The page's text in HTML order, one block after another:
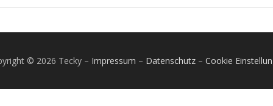
© 2026 Tecky – Impressum – Datenschutz – Cookie